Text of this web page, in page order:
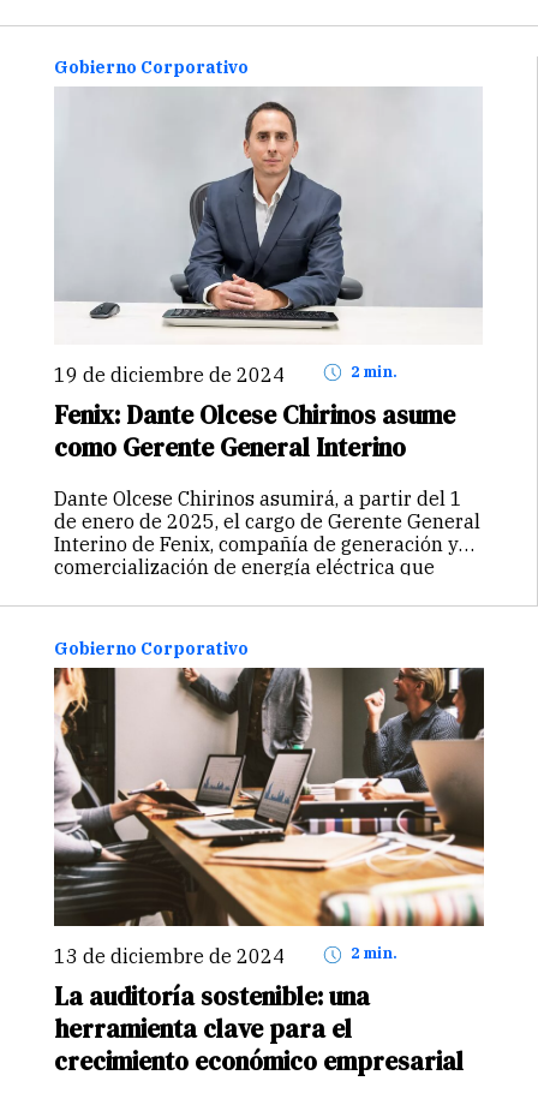
Gobierno Corporativo
19 de diciembre de 2024 2 min.
Fenix: Dante Olcese Chirinos asume
como Gerente General Interino
Dante Olcese Chirinos asumirá, a partir del 1
de enero de 2025, el cargo de Gerente General
Interino de Fenix, compañía de generación y
comercialización de energía eléctrica que
país. Olcese Chirinos es…Continuar
Gobierno Corporativo
13 de diciembre de 2024 2 min.
La auditoría sostenible: una
herramienta clave para el
crecimiento económico empresarial